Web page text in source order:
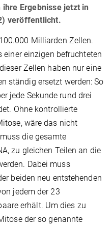
Ergebnisse jetzt in
veröffentlicht.
Milliarden Zellen.
einzigen befruchteten
Zellen haben nur eine
ständig ersetzt werden: So
jede Sekunde rund drei
Ohne kontrollierte
wäre das nicht
die gesamte
zu gleichen Teilen an die
Dabei muss
beiden neu entstehenden
jedem der 23
erhält. Um dies zu
der so genannte